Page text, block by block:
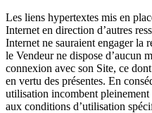
Les liens hypertextes mis en
Internet en direction d’autres
Internet ne sauraient engager la
le Vendeur ne dispose d’aucun
connexion avec son Site, ce
en vertu des présentes. En
utilisation incombent
aux conditions d’utilisation